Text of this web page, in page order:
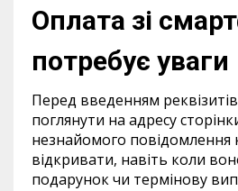
Оплата зі
потребує уваги
Перед введенням
поглянути на адресу
незнайомого повідомлення
відкривати, навіть коли
подарунок чи термінову